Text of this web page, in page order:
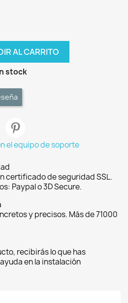
AL CARRITO
stock
el equipo de soporte
certificado de seguridad SSL.
Paypal o 3D Secure.
y precisos. Más de 71000
recibirás lo que has
en la instalación